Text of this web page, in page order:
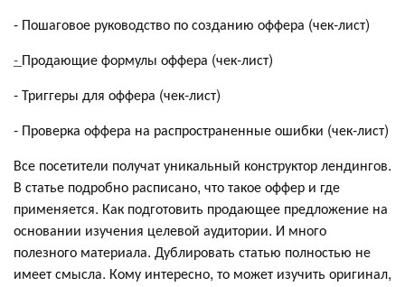
- Пошаговое руководство по созданию оффера (чек-лист)
- Продающие формулы оффера (чек-лист)
- Триггеры для оффера (чек-лист)
- Проверка оффера на распространенные ошибки (чек-лист)
Все посетители получат уникальный конструктор лендингов.
В статье подробно расписано, что такое оффер и где
применяется. Как подготовить продающее предложение на
основании изучения целевой аудитории. И много
полезного материала. Дублировать статью полностью не
имеет смысла. Кому интересно, то может изучить оригинал,